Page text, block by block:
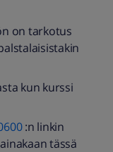
on tarkotus
kun kurssi
:n linkin
tässä